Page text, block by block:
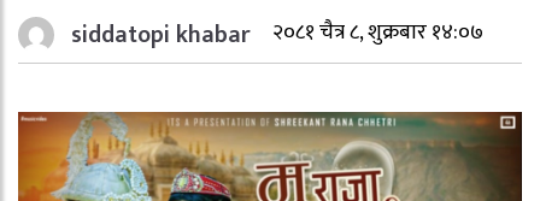
siddatopi khabar २०८१ चैत्र ८, शुक्रबार १४:०७